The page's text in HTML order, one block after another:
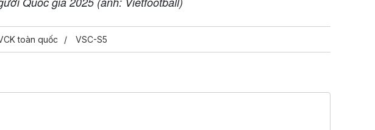
toàn quốc VSC-S5